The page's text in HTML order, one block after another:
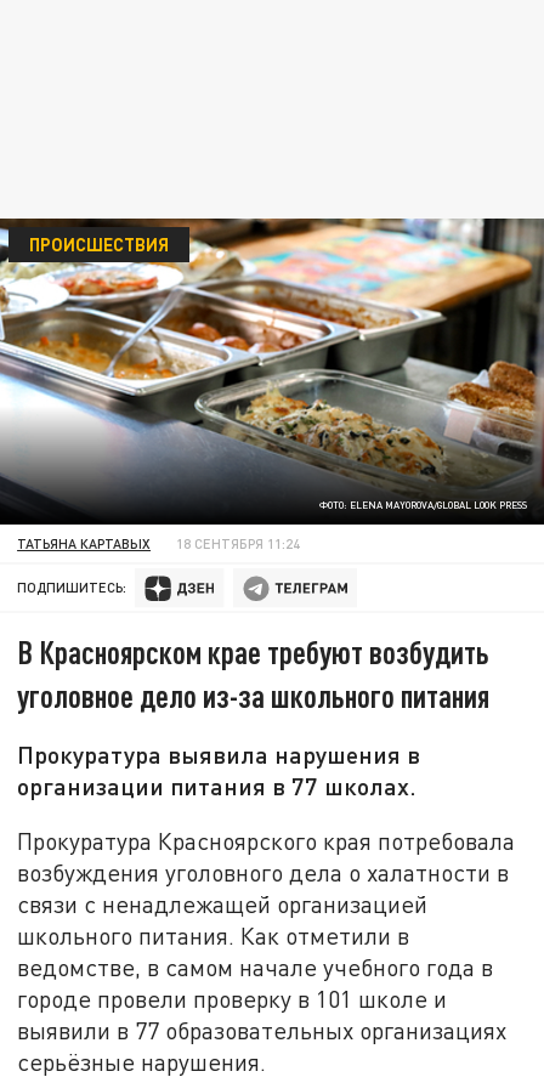
ФОТО: ELENA MAYOROVA/GLOBAL LOOK PRESS
ПРОИСШЕСТВИЯ
ТАТЬЯНА КАРТАВЫХ 18 СЕНТЯБРЯ 11:24
ПОДПИШИТЕСЬ:
В Красноярском крае требуют возбудить
уголовное дело из-за школьного питания
Прокуратура выявила нарушения в
организации питания в 77 школах.
Прокуратура Красноярского края потребовала
возбуждения уголовного дела о халатности в
связи с ненадлежащей организацией
школьного питания. Как отметили в
ведомстве, в самом начале учебного года в
городе провели проверку в 101 школе и
выявили в 77 образовательных организациях
серьёзные нарушения.